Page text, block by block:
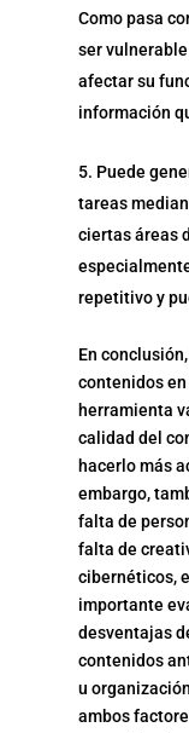
Como pasa
ser
afectar su
información
Puede
tareas
ciertas áreas
repetitivo y
En
contenidos
herramienta
calidad del
hacerlo más
embargo,
falta de
falta de
cibernéticos,
importante
desventajas
contenidos
u
ambos